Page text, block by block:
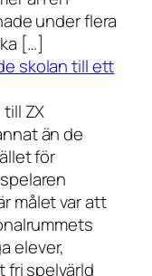
under flera
[…]
skolan till ett
ZX
än de
för
målet var att
elever,
fri spelvärld